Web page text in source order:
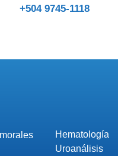
+504 9745-1118
Hematología
Uroanálisis